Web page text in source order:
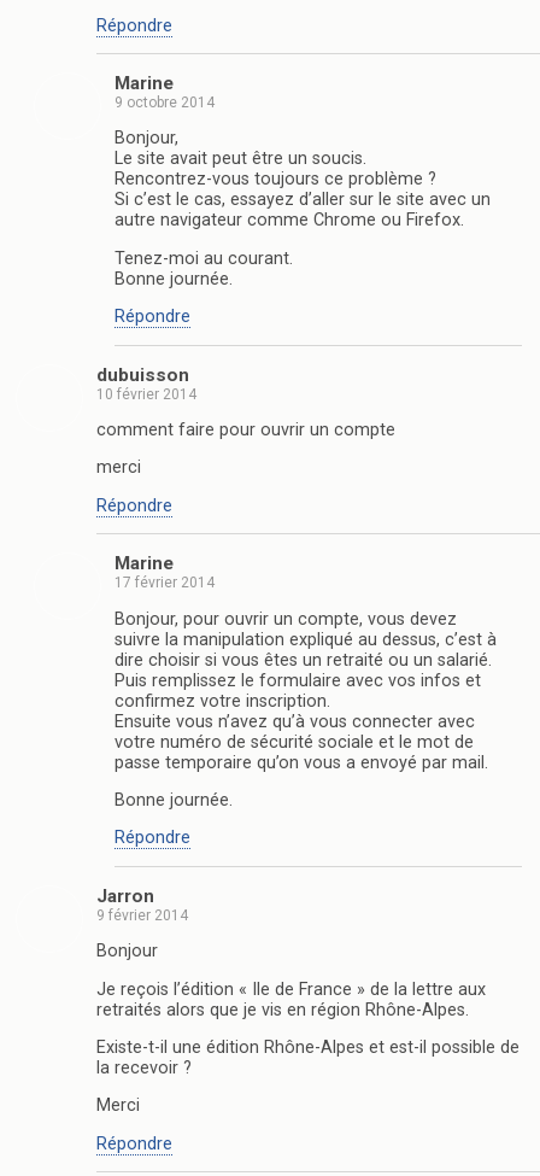
Répondre
Marine
9 octobre 2014
Bonjour,
Le site avait peut être un soucis.
Rencontrez-vous toujours ce problème ?
Si c’est le cas, essayez d’aller sur le site avec un
autre navigateur comme Chrome ou Firefox.
Tenez-moi au courant.
Bonne journée.
Répondre
dubuisson
10 février 2014
comment faire pour ouvrir un compte
merci
Répondre
Marine
17 février 2014
Bonjour, pour ouvrir un compte, vous devez
suivre la manipulation expliqué au dessus, c’est à
dire choisir si vous êtes un retraité ou un salarié.
Puis remplissez le formulaire avec vos infos et
confirmez votre inscription.
Ensuite vous n’avez qu’à vous connecter avec
votre numéro de sécurité sociale et le mot de
passe temporaire qu’on vous a envoyé par mail.
Bonne journée.
Répondre
Jarron
9 février 2014
Bonjour
Je reçois l’édition « Ile de France » de la lettre aux
retraités alors que je vis en région Rhône-Alpes.
Existe-t-il une édition Rhône-Alpes et est-il possible de
la recevoir ?
Merci
Répondre